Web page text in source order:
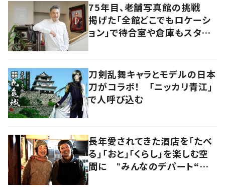
75年目、老舗写真館の挑戦
掲げた「全館どこでもロケーシ
ョン」で待合室や倉庫もスタジ
刀剣乱舞キャラとモデルの日本
刀がコラボ！ 「ニッカリ青江」
で人呼び込む
長年愛されてきた酒店を「たべ
る」「おと」「くらし」を楽しむ空
間に ‟みんなのデパート“の